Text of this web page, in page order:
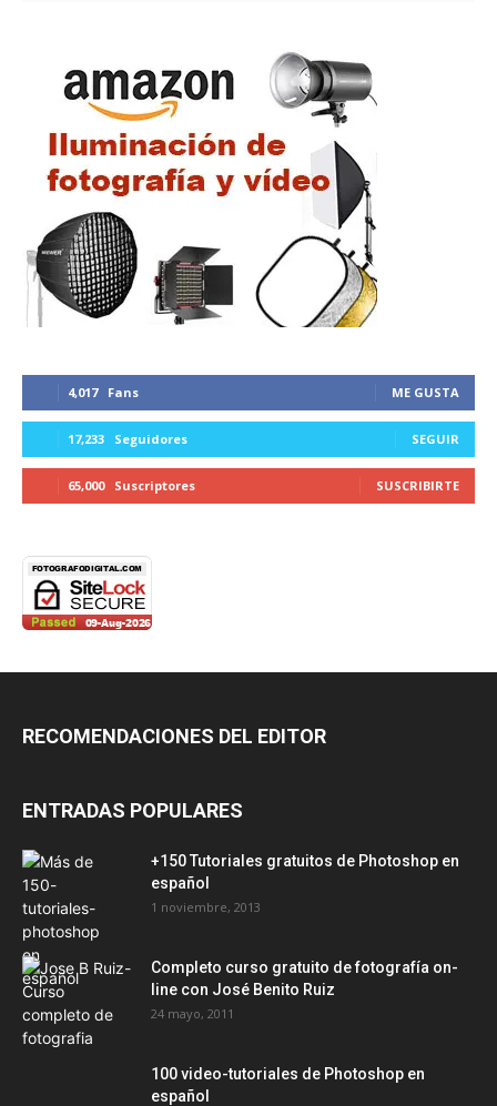
4,017 Fans ME GUSTA
17,233 Seguidores SEGUIR
65,000 Suscriptores SUSCRIBIRTE
RECOMENDACIONES DEL EDITOR
ENTRADAS POPULARES
+150 Tutoriales gratuitos de Photoshop en
español
1 noviembre, 2013
Completo curso gratuito de fotografía on-
line con José Benito Ruiz
24 mayo, 2011
100 video-tutoriales de Photoshop en
español